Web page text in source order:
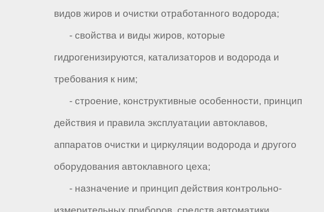
видов жиров и очистки отработанного водорода;
- свойства и виды жиров, которые
гидрогенизируются, катализаторов и водорода и
требования к ним;
- строение, конструктивные особенности, принцип
действия и правила эксплуатации автоклавов,
аппаратов очистки и циркуляции водорода и другого
оборудования автоклавного цеха;
- назначение и принцип действия контрольно-